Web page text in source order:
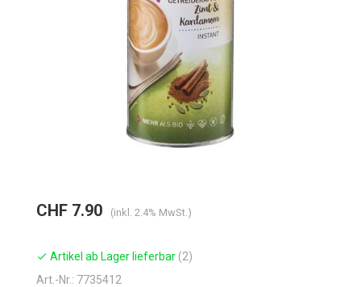
CHF 7.90 (inkl. 2.4% MwSt.)
check Artikel ab Lager lieferbar (2)
Art.-Nr.: 7735412